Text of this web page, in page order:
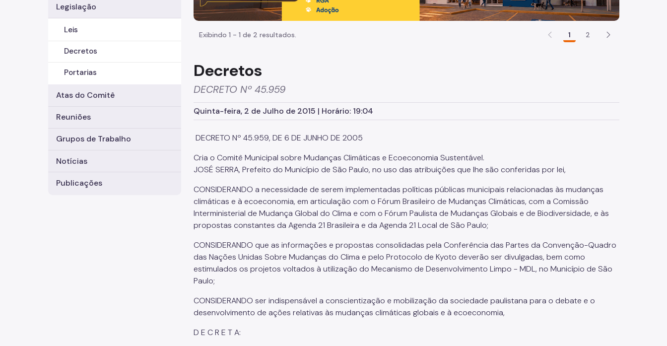
Legislação
Leis
Decretos
Portarias
Atas do Comitê
Reuniões
Grupos de Trabalho
Notícias
Publicações
Exibindo 1 - 1 de 2 resultados. 1 2
Decretos
DECRETO Nº 45.959
Quinta-feira, 2 de Julho de 2015 | Horário: 19:04
DECRETO Nº 45.959, DE 6 DE JUNHO DE 2005
Cria o Comitê Municipal sobre Mudanças Climáticas e Ecoeconomia Sustentável.
JOSÉ SERRA, Prefeito do Município de São Paulo, no uso das atribuições que lhe são conferidas por lei,
CONSIDERANDO a necessidade de serem implementadas políticas públicas municipais relacionadas às mudanças
climáticas e à ecoeconomia, em articulação com o Fórum Brasileiro de Mudanças Climáticas, com a Comissão
Interministerial de Mudança Global do Clima e com o Fórum Paulista de Mudanças Globais e de Biodiversidade, e às
propostas constantes da Agenda 21 Brasileira e da Agenda 21 Local de São Paulo;
CONSIDERANDO que as informações e propostas consolidadas pela Conferência das Partes da Convenção-Quadro
das Nações Unidas Sobre Mudanças do Clima e pelo Protocolo de Kyoto deverão ser divulgadas, bem como
estimulados os projetos voltados à utilização do Mecanismo de Desenvolvimento Limpo - MDL, no Município de São
Paulo;
CONSIDERANDO ser indispensável a conscientização e mobilização da sociedade paulistana para o debate e o
desenvolvimento de ações relativas às mudanças climáticas globais e à ecoeconomia,
D E C R E T A: